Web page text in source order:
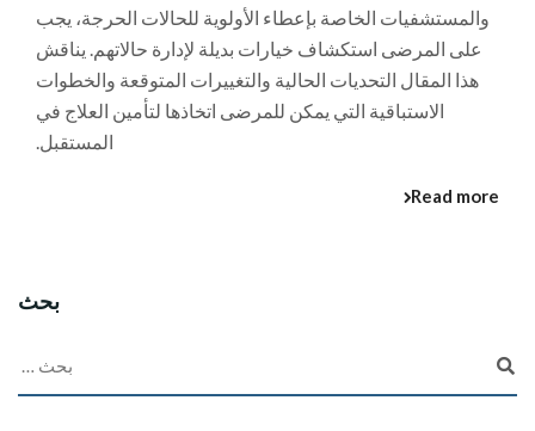
والمستشفيات الخاصة بإعطاء الأولوية للحالات الحرجة، يجب
على المرضى استكشاف خيارات بديلة لإدارة حالاتهم. يناقش
هذا المقال التحديات الحالية والتغييرات المتوقعة والخطوات
الاستباقية التي يمكن للمرضى اتخاذها لتأمين العلاج في
المستقبل.
Read more
بحث